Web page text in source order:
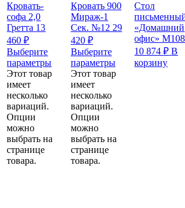
Кровать-
софа 2,0
Гретта 13
460₽
Выберите
параметры
Этот товар
имеет
несколько
вариаций.
Опции
можно
выбрать на
странице
товара.
Кровать 900
Мираж-1
Сек. №12 29
420 ₽
Выберите
параметры
Этот товар
имеет
несколько
вариаций.
Опции
можно
выбрать на
странице
товара.
Стол
«Домашний
офис» М108
10 874₽ В
корзину